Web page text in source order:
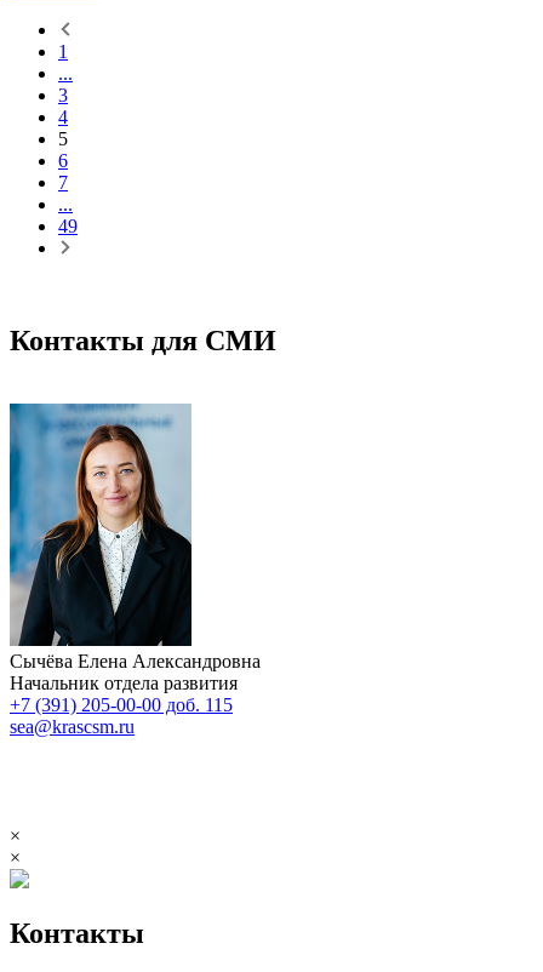
1
...
3
4
5
6
7
...
49
Контакты для СМИ
Сычёва Елена Александровна
Начальник отдела развития
+7 (391) 205-00-00 доб. 115
sea@krascsm.ru
×
×
Контакты